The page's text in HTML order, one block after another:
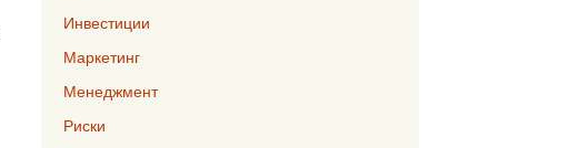
Инвестиции
Маркетинг
Менеджмент
Риски